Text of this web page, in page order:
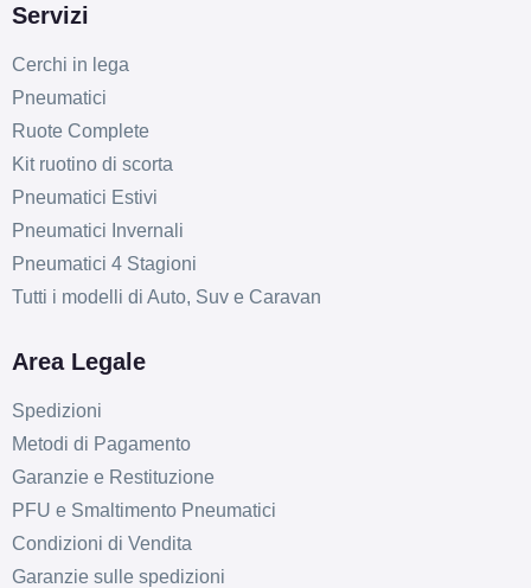
Servizi
Cerchi in lega
Pneumatici
Ruote Complete
Kit ruotino di scorta
Pneumatici Estivi
Pneumatici Invernali
Pneumatici 4 Stagioni
Tutti i modelli di Auto, Suv e Caravan
Area Legale
Spedizioni
Metodi di Pagamento
Garanzie e Restituzione
PFU e Smaltimento Pneumatici
Condizioni di Vendita
Garanzie sulle spedizioni